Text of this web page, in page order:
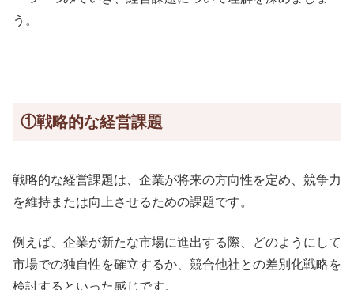
う。
①戦略的な経営課題
戦略的な経営課題は、企業が将来の方向性を定め、競争力
を維持または向上させるための課題です。
例えば、企業が新たな市場に進出する際、どのようにして
市場での独自性を確立するか、競合他社との差別化戦略を
検討するといった感じです。